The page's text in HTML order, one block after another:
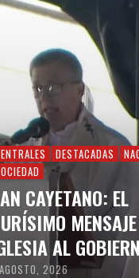
DESTACADAS
CAYETANO: EL
AL
2026